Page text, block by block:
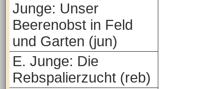
Junge: Unser
Beerenobst in Feld
und Garten (jun)
E. Junge: Die
Rebspalierzucht (reb)